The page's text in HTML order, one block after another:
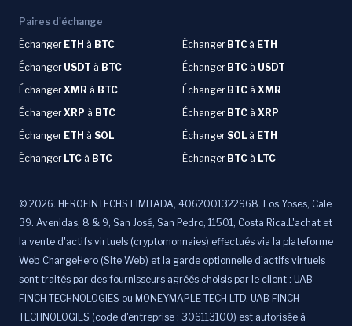
Paires d'échange
Échanger ETH à BTC Échanger BTC à ETH
Échanger USDT à BTC Échanger BTC à USDT
ÉchangerXMR à BTC Échanger BTC à XMR
ÉchangerXRP à BTC Échanger BTC à XRP
Échanger ETH à SOL ÉchangerSOL à ETH
Échanger LTC à BTC Échanger BTC à LTC
© 2026. HEROFINTECHS LIMITADA, 4062001322968. Los Yoses, Cale
39. Avenidas, 8 & 9, San José, San Pedro, 11501, Costa Rica.L'achat et
la vente d'actifs virtuels (cryptomonnaies) effectués via la plateforme
Web ChangeHero (Site Web) et la garde optionnelle d'actifs virtuels
sont traités par des fournisseurs agréés choisis par le client : UAB
FINCH TECHNOLOGIES ou MONEYMAPLE TECH LTD. UAB FINCH
TECHNOLOGIES (code d'entreprise : 306113100) est autorisée à